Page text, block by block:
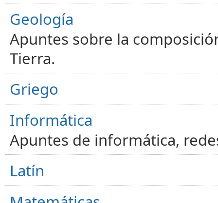
Geología
Apuntes sobre la
Tierra.
Griego
Informática
Apuntes de informática,
Latín